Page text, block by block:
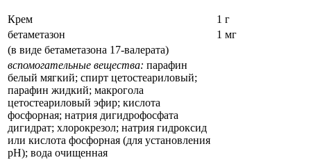
Крем
1 г
бетаметазон
1 мг
(в виде бетаметазона 17-валерата)
вспомогательные вещества: парафин
белый мягкий; спирт цетостеариловый;
парафин жидкий; макрогола
цетостеариловый эфир; кислота
фосфорная; натрия дигидрофосфата
дигидрат; хлорокрезол; натрия гидроксид
или кислота фосфорная (для установления
рН); вода очищенная